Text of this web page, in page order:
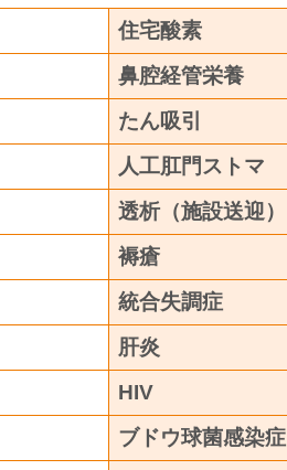
住宅酸素
鼻腔経管栄養
たん吸引
人工肛門ストマ
透析（施設送迎）
褥瘡
統合失調症
肝炎
HIV
ブドウ球菌感染症